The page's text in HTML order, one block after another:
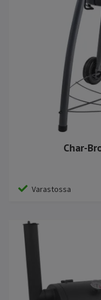
Char-
Varastossa